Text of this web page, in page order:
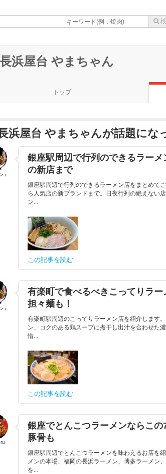
浜屋台 やまちゃん
トップ
浜屋台 やまちゃんが話題にな
.c
銀座駅周辺で行列のできるラー
の新店まで
銀座駅周辺で行列のできるラーメン店をまとめて
ら人気店の新ブランドまで。日夜行列の絶えない
ン...
この記事を読む
.c
有楽町で食べるべきこってりラー
担々麺も！
有楽町駅周辺のこってりラーメン店を紹介します
ン、コクのある鶏スープに煮干し出汁を合わせた
惜...
この記事を読む
銀座でとんこつラーメンならこ
豚骨も
銀座駅周辺でとんこつラーメンを味わえるお店を
メンの本場、福岡の長浜ラーメン、博多ラーメン
を...